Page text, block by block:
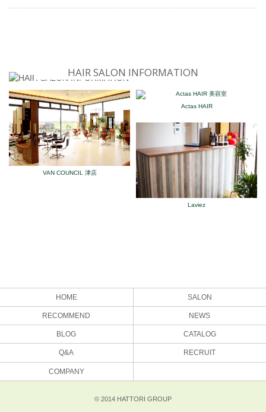
HAIR SALON INFORMATION
VAN COUNCIL 津店
Actas HAIR
Laviez
HOME SALON
RECOMMEND NEWS
BLOG CATALOG
Q&A RECRUIT
COMPANY
© 2014 HATTORI GROUP